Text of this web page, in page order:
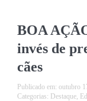
BOA
invés de
cães
Publicado em: outubro
Categorias: Destaque,